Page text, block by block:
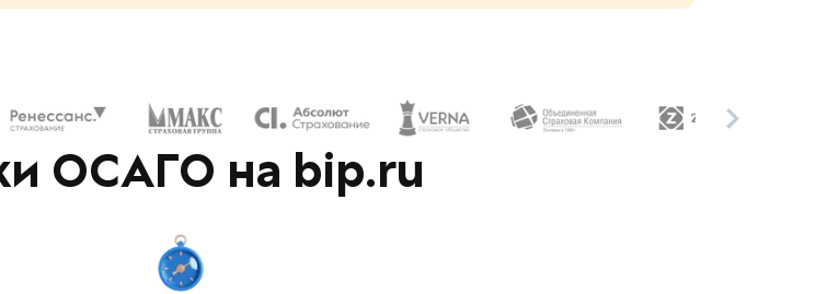
ОСАГО на bip.ru